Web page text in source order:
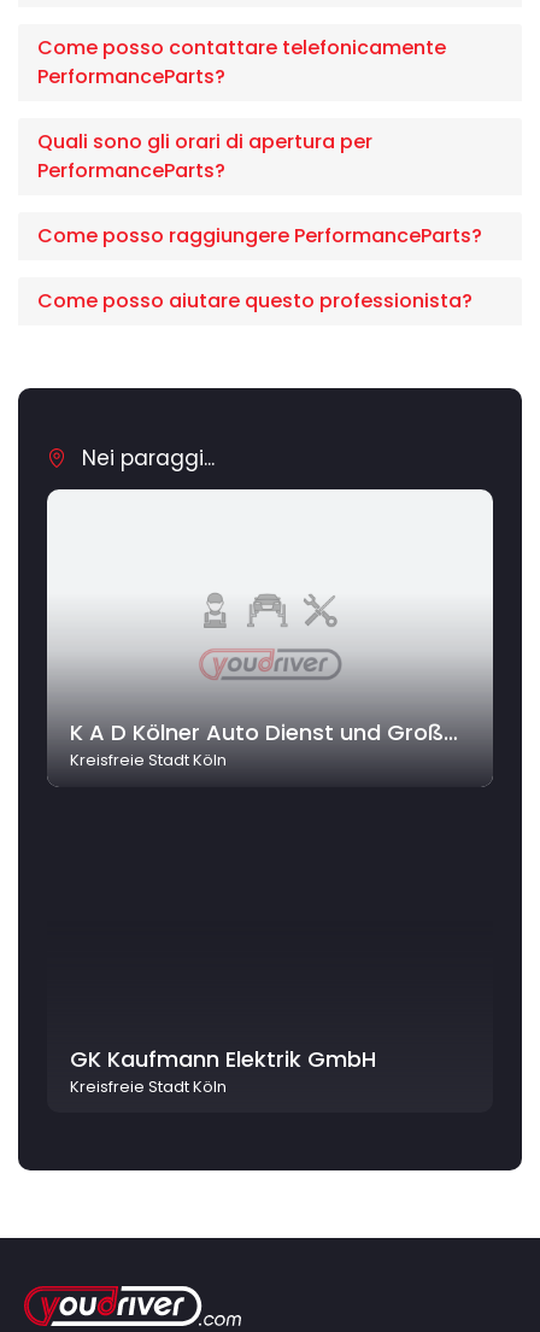
Come posso contattare telefonicamente
PerformanceParts?
Quali sono gli orari di apertura per
PerformanceParts?
Come posso raggiungere PerformanceParts?
Come posso aiutare questo professionista?
Nei paraggi...
K A D Kölner Auto Dienst und Großgaragen Peter Zimmer
Kreisfreie Stadt Köln
GK Kaufmann Elektrik GmbH
Kreisfreie Stadt Köln